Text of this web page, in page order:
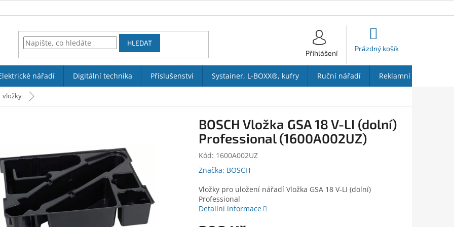
HLEDAT
Přihlášení
Prázdný košík
nářadí Digitální technika Příslušenství Systainer, L-BOXX®, kufry Ruční nářadí Reklamní předměty
vložky
BOSCH Vložka GSA 18 V-LI (dolní)
Professional (1600A002UZ)
Kód: 1600A002UZ
Značka: BOSCH
Vložky pro uložení nářadí Vložka GSA 18 V-LI (dolní)
Professional
Detailní informace